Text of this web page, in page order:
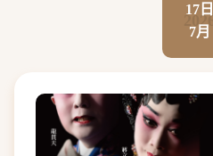
2026
17日
7月